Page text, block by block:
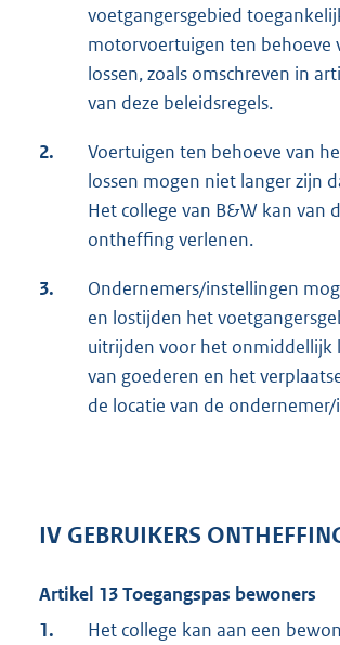
voetgangersgebied
motorvoertuigen ten behoeve
lossen, zoals omschreven in
van deze beleidsregels.
2.
Voertuigen ten behoeve van
lossen mogen niet langer zijn
Het college van B&W kan van
ontheffing verlenen.
3.
Ondernemers/instellingen
en lostijden het
uitrijden voor het onmiddellijk
van goederen en het
de locatie van de
IV GEBRUIKERS
Artikel 13 Toegangspas bewoners
1.
Het college kan aan een